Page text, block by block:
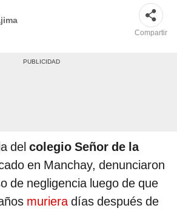
Compartir
del colegio Señor de la
en Manchay, denunciaron
de negligencia luego de que
murieradías después de